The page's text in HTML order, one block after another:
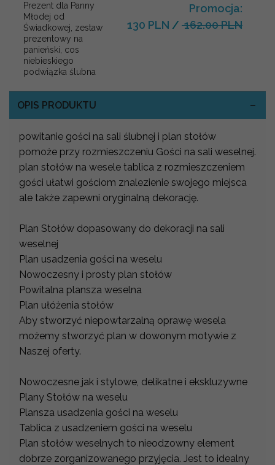
Prezent dla Panny
Młodej od
Świadkowej, zestaw
prezentowy na
panieński, cos
niebieskiego
podwiązka ślubna
Promocja:
130 PLN / 162.00 PLN
OPIS PRODUKTU
powitanie gości na sali ślubnej i plan stołów
pomoże przy rozmieszczeniu Gości na sali weselnej.
plan stołów na wesele tablica z rozmieszczeniem
gości ułatwi gościom znalezienie swojego miejsca
ale także zapewni oryginalną dekorację.
Plan Stołów dopasowany do dekoracji na sali
weselnej
Plan usadzenia gości na weselu
Nowoczesny i prosty plan stołów
Powitalna plansza weselna
Plan ułóżenia stołów
Aby stworzyć niepowtarzalną oprawę wesela
możemy stworzyć plan w dowonym motywie z
Naszej oferty.
Nowoczesne jak i stylowe, delikatne i ekskluzywne
Plany Stołów na weselu
Plansza usadzenia gości na weselu
Tablica z usadzeniem gości na weselu
Plan stołów weselnych to nieodzowny element
dobrze zorganizowanego przyjęcia. Jest to idealny